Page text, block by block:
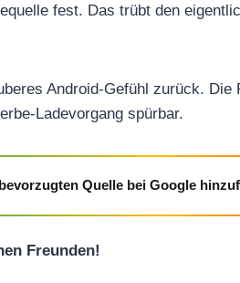
fest. Das trübt den
Android-Gefühl zurück. Die
Ladevorgang spürbar.
Quelle bei Google
Freunden!